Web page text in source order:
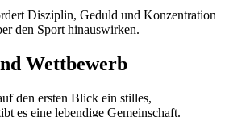
Disziplin, Geduld und Konzentration
den Sport hinauswirken.
Wettbewerb
den ersten Blick ein stilles,
es eine lebendige Gemeinschaft.